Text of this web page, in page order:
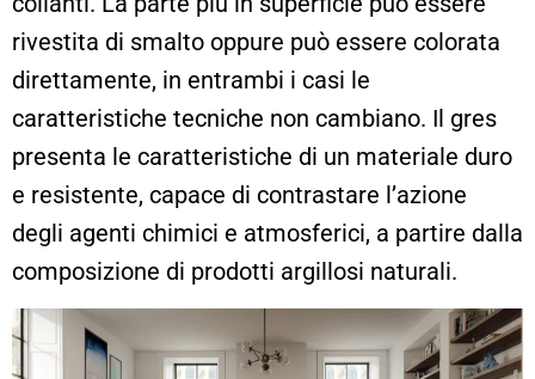
rivestita di smalto oppure può essere colorata
direttamente, in entrambi i casi le
caratteristiche tecniche non cambiano. Il gres
presenta le caratteristiche di un materiale duro
e resistente, capace di contrastare l’azione
degli agenti chimici e atmosferici, a partire dalla
composizione di prodotti argillosi naturali.